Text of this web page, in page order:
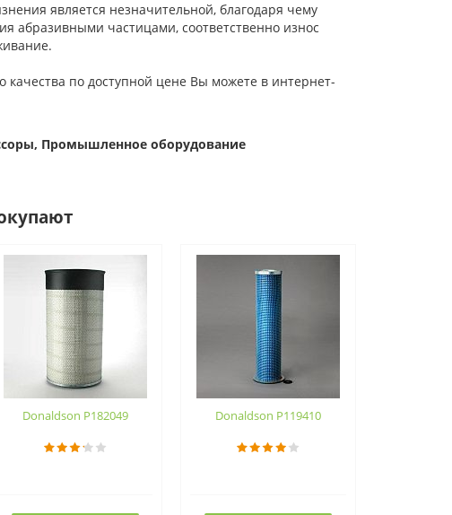
является незначительной, благодаря чему
абразивными частицами, соответственно износ
качества по доступной цене Вы можете в интернет-
Промышленное оборудование
Donaldson P182049 Donaldson P119410